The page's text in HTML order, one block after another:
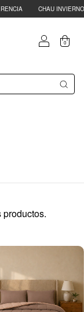
CHAU INVIERNO |
0